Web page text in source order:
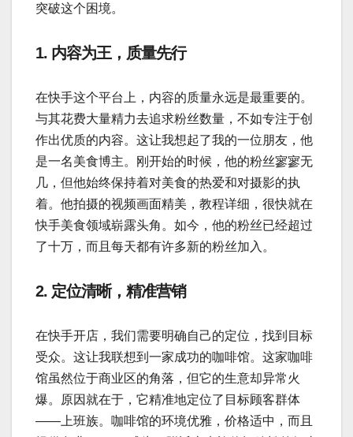
突破这个困境。
1. 内容为王，质量先行
在快手这个平台上，内容的质量永远是最重要的。
与其花费大量精力去追求粉丝数量，不如专注于创
作出优质的内容。这让我想起了我的一位朋友，他
是一名美食博主。刚开始的时候，他的粉丝寥寥无
几，但他始终保持着对美食的热爱和对摄影的执
着。他拍摄的视频画面精美，教程详细，很快就在
快手美食领域崭露头角。如今，他的粉丝已经超过
了十万，而且每天都有许多新的粉丝加入。
2. 定位清晰，精准营销
在快手开店，我们需要明确自己的定位，找到目标
受众。这让我联想到一家成功的咖啡馆。这家咖啡
馆虽然位于商业区的角落，但它的生意却异常火
爆。原因就在于，它精准地定位了目标顾客群体
——上班族。咖啡馆的环境优雅，价格适中，而且